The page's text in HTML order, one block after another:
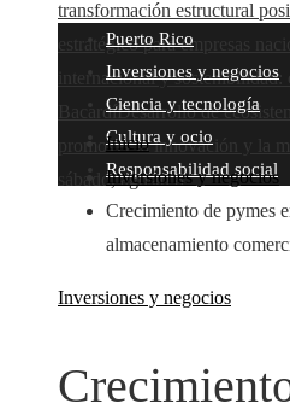
transformación estructural
estratégico para empresas
internacional y sostenibilidad:
BacardíDesarrollo de
promover la innovación y la
sábado, agosto 8
Puerto Rico
Inversiones y negocios
Ciencia y tecnología
Cultura y ocio
Responsabilidad social
Inicio
Inversiones y negocios
Crecimiento de pymes
almacenamiento
Inversiones y negocios